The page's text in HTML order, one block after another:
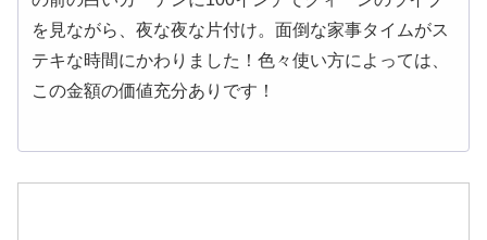
を見ながら、夜な夜な片付け。面倒な家事タイムがス
テキな時間にかわりました！色々使い方によっては、
この金額の価値充分ありです！